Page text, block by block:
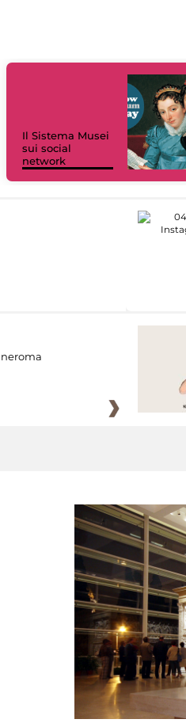
Il Sistema Musei
sui social
network